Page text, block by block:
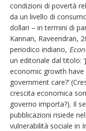
condizioni di povertà
da un livello di
dollari – in termini di
Kannan, Raveendran,
periodico indiano,
un editoriale dal titolo:
economic growth
government care?’
crescita economica
governo importa?). Il
pubblicazioni risiede
vulnerabilità sociale in